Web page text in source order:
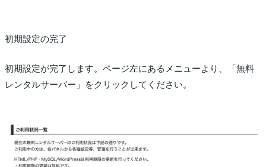
初期設定の完了
初期設定が完了します。ページ左にあるメニューより、「無料
レンタルサーバー」をクリックしてください。